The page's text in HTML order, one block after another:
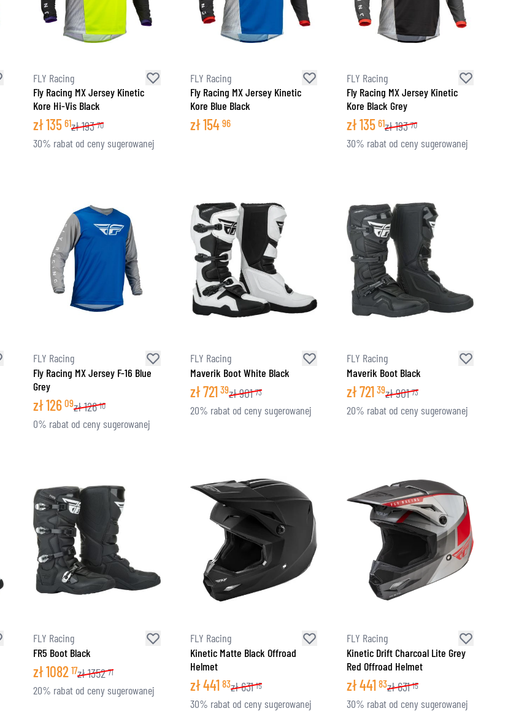
FLY Racing
Fly Racing MX Jersey Kinetic
Kore Hi-Vis Black
zł135 61zł193 70
30% rabat od ceny sugerowanej
FLY Racing
Fly Racing MX Jersey Kinetic
Kore Blue Black
zł154 96
FLY Racing
Fly Racing MX Jersey Kinetic
Kore Black Grey
zł135 61zł193 70
30% rabat od ceny sugerowanej
FLY Racing
Fly Racing MX Jersey F-16 Blue
Grey
zł126 09zł126 10
0% rabat od ceny sugerowanej
FLY Racing
Maverik Boot White Black
zł721 39zł901 73
20% rabat od ceny sugerowanej
FLY Racing
Maverik Boot Black
zł721 39zł901 73
20% rabat od ceny sugerowanej
FLY Racing
FR5 Boot Black
zł1082 17zł1352 71
20% rabat od ceny sugerowanej
FLY Racing
Kinetic Matte Black Offroad
Helmet
zł441 83zł631 15
30% rabat od ceny sugerowanej
FLY Racing
Kinetic Drift Charcoal Lite Grey
Red Offroad Helmet
zł441 83zł631 15
30% rabat od ceny sugerowanej